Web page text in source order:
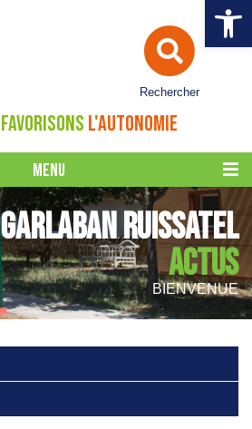
Ouvrir
Rechercher
FAVORISONS L'AUTONOMIE
MENU
GARLABAN RUISSATEL
ACTUS
BIENVENUE